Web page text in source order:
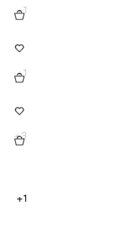
+1
+1
+3
+1